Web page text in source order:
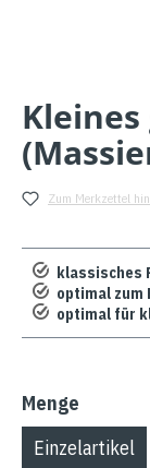
Zum Merkzettel
klassisches
optimal zum
optimal für
Menge
Einzelartikel